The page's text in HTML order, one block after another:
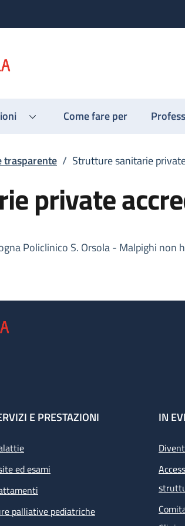
Come fare per
trasparente / Strutture sanitarie
private
Policlinico S. Orsola - Malpighi
E PRESTAZIONI
ed esami
palliative pediatriche
IN